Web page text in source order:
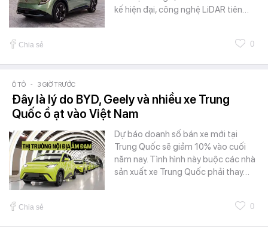
kế hiện đại, công nghệ LiDAR tiên…
Chia sẻ 0
Ô TÔ - 3 GIỜ TRƯỚC
Đây là lý do BYD, Geely và nhiều xe Trung
Quốc ồ ạt vào Việt Nam
Dự báo doanh số bán xe mới tại
Trung Quốc sẽ giảm 10% vào cuối
năm nay. Tình hình này buộc các nhà
sản xuất xe Trung Quốc phải thay…
Chia sẻ 0